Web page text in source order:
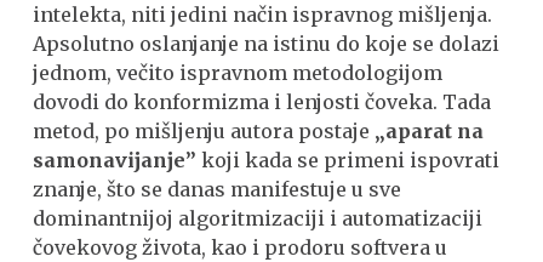
intelekta, niti jedini način ispravnog mišljenja.
Apsolutno oslanjanje na istinu do koje se dolazi
jednom, večito ispravnom metodologijom
dovodi do konformizma i lenjosti čoveka. Tada
metod, po mišljenju autora postaje „aparat na
samonavijanje” koji kada se primeni ispovrati
znanje, što se danas manifestuje u sve
dominantnijoj algoritmizaciji i automatizaciji
čovekovog života, kao i prodoru softvera u